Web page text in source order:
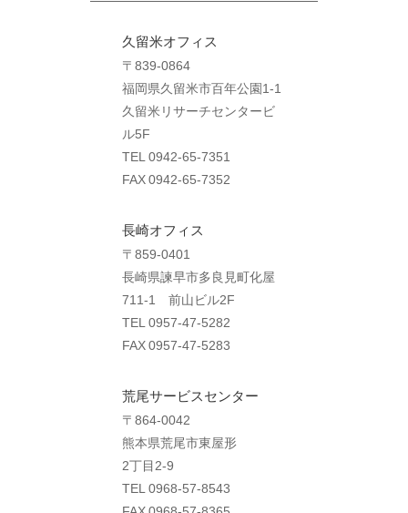
久留米オフィス
〒839-0864
福岡県久留米市百年公園1-1
久留米リサーチセンタービ
ル5F
TEL 0942-65-7351
FAX 0942-65-7352
長崎オフィス
〒859-0401
長崎県諫早市多良見町化屋
711-1 前山ビル2F
TEL 0957-47-5282
FAX 0957-47-5283
荒尾サービスセンター
〒864-0042
熊本県荒尾市東屋形
2丁目2-9
TEL 0968-57-8543